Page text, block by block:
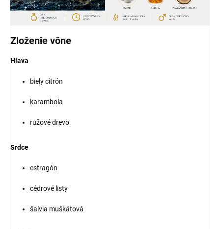
Zloženie vône
Hlava
biely citrón
karambola
ružové drevo
Srdce
estragón
cédrové listy
šalvia muškátová